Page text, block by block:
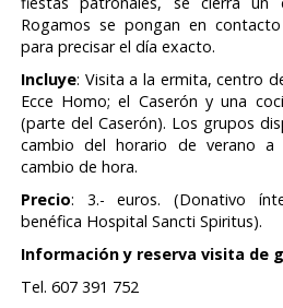
Rogamos se pongan en
para precisar el día exacto.
Incluye: Visita a la ermita, centro
Ecce Homo; el Caserón y una
(parte del Caserón). Los grupos
cambio del horario de verano a
cambio de hora.
Precio: 3.- euros. (Donativo
benéfica Hospital Sancti Spiritus).
Información y reserva visita de
Tel. 607 391 752